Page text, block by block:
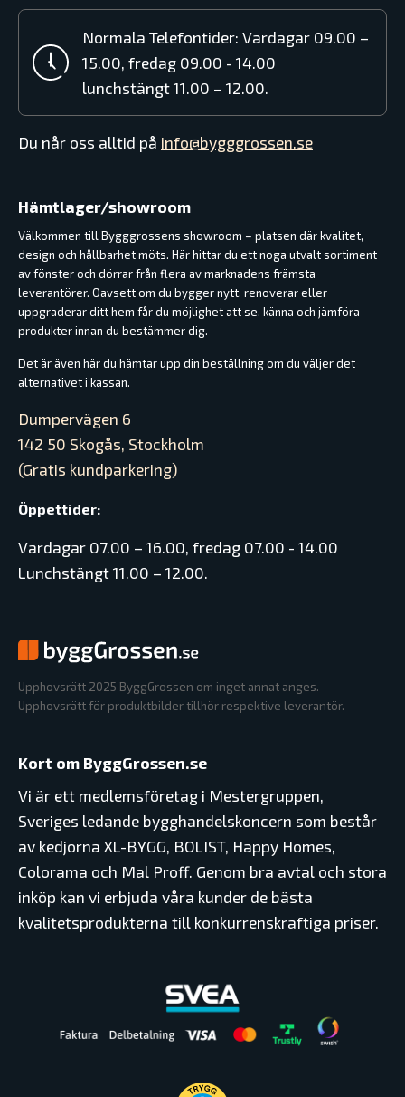
Normala Telefontider: Vardagar 09.00 –
15.00, fredag 09.00 - 14.00
lunchstängt 11.00 – 12.00.
Du når oss alltid på info@bygggrossen.se
Hämtlager/showroom
Välkommen till Bygggrossens showroom – platsen där kvalitet,
design och hållbarhet möts. Här hittar du ett noga utvalt sortiment
av fönster och dörrar från flera av marknadens främsta
leverantörer. Oavsett om du bygger nytt, renoverar eller
uppgraderar ditt hem får du möjlighet att se, känna och jämföra
produkter innan du bestämmer dig.
Det är även här du hämtar upp din beställning om du väljer det
alternativet i kassan.
Dumpervägen 6
142 50 Skogås, Stockholm
(Gratis kundparkering)
Öppettider:
Vardagar 07.00 – 16.00, fredag 07.00 - 14.00
Lunchstängt 11.00 – 12.00.
Upphovsrätt 2025 ByggGrossen om inget annat anges.
Upphovsrätt för produktbilder tillhör respektive leverantör.
Kort om ByggGrossen.se
Vi är ett medlemsföretag i Mestergruppen,
Sveriges ledande bygghandelskoncern som består
av kedjorna XL-BYGG, BOLIST, Happy Homes,
Colorama och Mal Proff. Genom bra avtal och stora
inköp kan vi erbjuda våra kunder de bästa
kvalitetsprodukterna till konkurrenskraftiga priser.